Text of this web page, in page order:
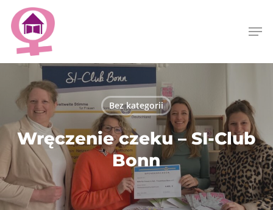
Skip
main
content
Bez kategorii
Wręczenie czeku – SI-Club
Bonn